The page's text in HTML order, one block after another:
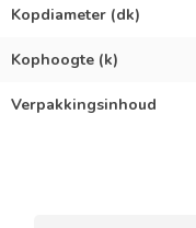
Kopdiameter (dk)
Kophoogte (k)
Verpakkingsinhoud